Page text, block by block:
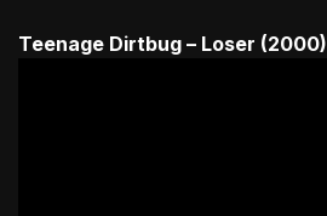
Teenage Dirtbug – Loser (2000)